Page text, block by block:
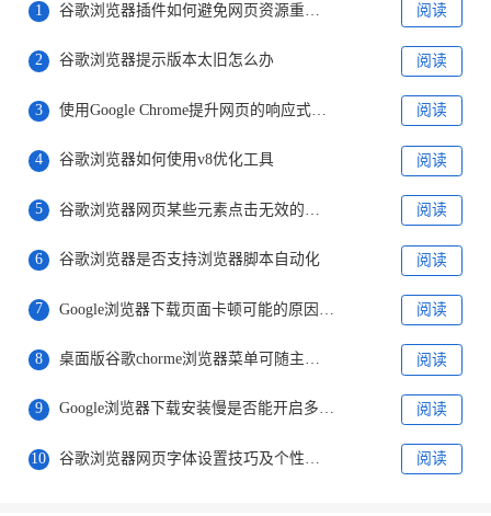
1 阅读
2 谷歌浏览器提示版本太旧怎么办 阅读
3 使用Google Chrome提升网页的响应式设计体验 阅读
4 谷歌浏览器如何使用v8优化工具 阅读
5 阅读
6 谷歌浏览器是否支持浏览器脚本自动化 阅读
7 阅读
8 桌面版谷歌chorme浏览器菜单可随主题颜色变化 阅读
9 Google浏览器下载安装慢是否能开启多线程提速 阅读
10 阅读